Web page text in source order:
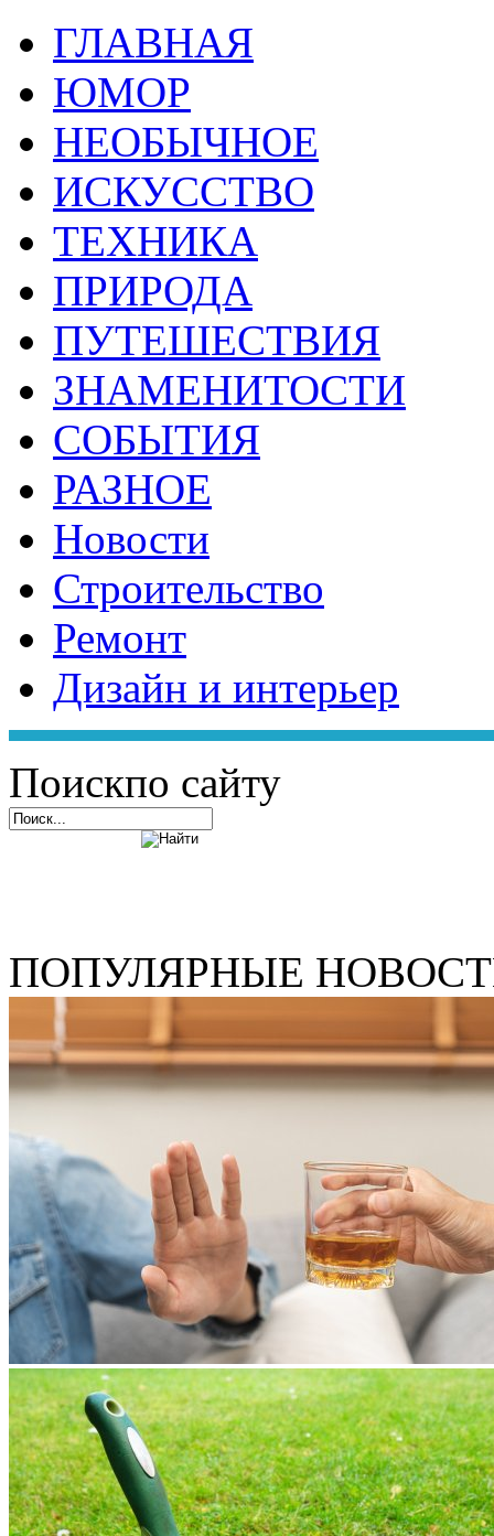
ГЛАВНАЯ
ЮМОР
НЕОБЫЧНОЕ
ИСКУССТВО
ТЕХНИКА
ПРИРОДА
ПУТЕШЕСТВИЯ
ЗНАМЕНИТОСТИ
СОБЫТИЯ
РАЗНОЕ
Новости
Строительство
Ремонт
Дизайн и интерьер
Поискпо сайту
ПОПУЛЯРНЫЕ